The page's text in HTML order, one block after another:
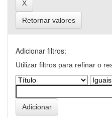
Retornar valores
Adicionar filtros:
Utilizar filtros para refinar o